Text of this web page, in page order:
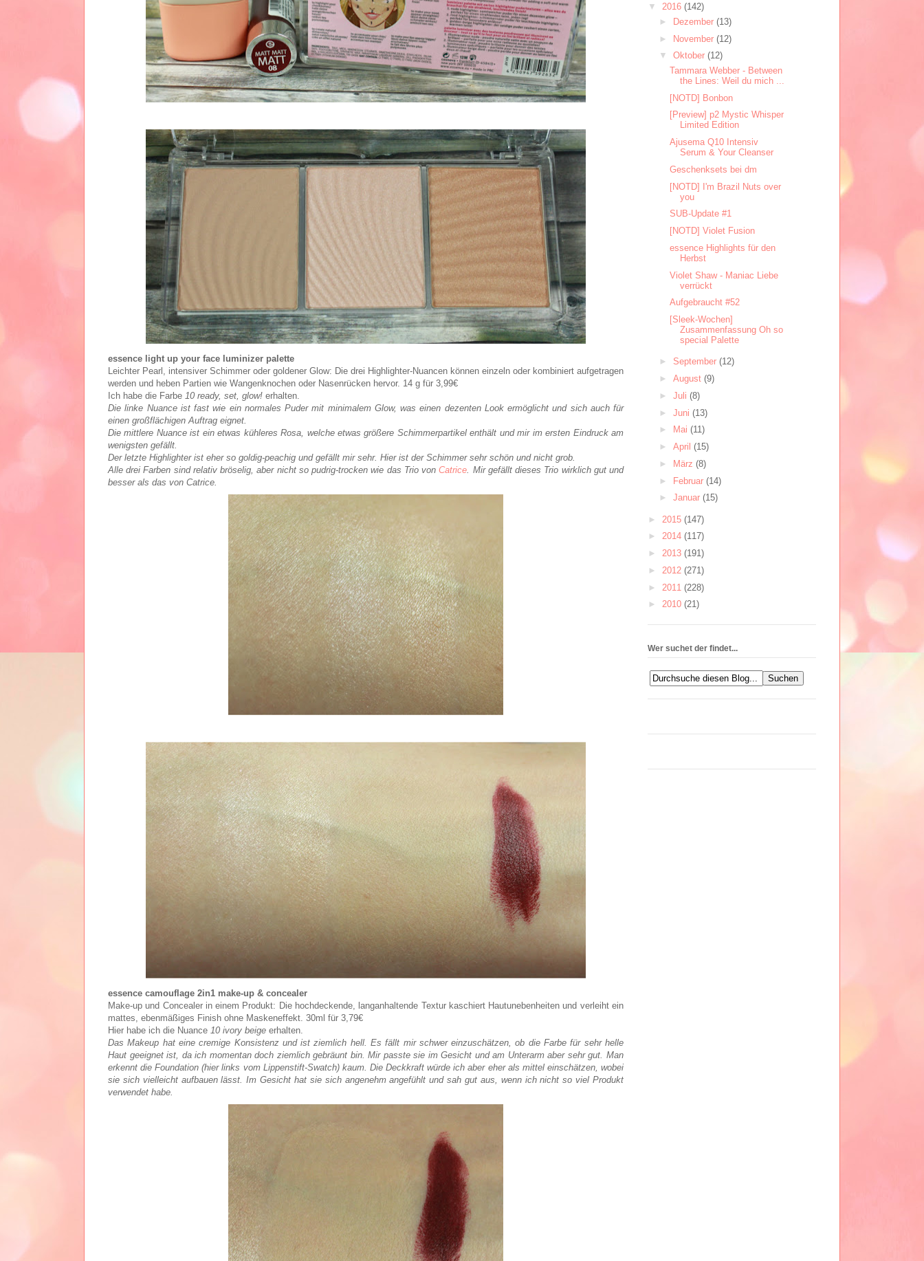
essence light up your face luminizer palette
Leichter Pearl, intensiver Schimmer oder goldener Glow: Die drei Highlighter-Nuancen können einzeln oder kombiniert aufgetragen
werden und heben Partien wie Wangenknochen oder Nasenrücken hervor. 14 g für 3,99€
Ich habe die Farbe 10 ready, set, glow! erhalten.
Die linke Nuance ist fast wie ein normales Puder mit minimalem Glow, was einen dezenten Look ermöglicht und sich auch für
einen großflächigen Auftrag eignet.
Die mittlere Nuance ist ein etwas kühleres Rosa, welche etwas größere Schimmerpartikel enthält und mir im ersten Eindruck am
wenigsten gefällt.
Der letzte Highlighter ist eher so goldig-peachig und gefällt mir sehr. Hier ist der Schimmer sehr schön und nicht grob.
Alle drei Farben sind relativ bröselig, aber nicht so pudrig-trocken wie das Trio vonCatrice. Mir gefällt dieses Trio wirklich gut und
besser als das von Catrice.
essence camouflage 2in1 make-up & concealer
Make-up und Concealer in einem Produkt: Die hochdeckende, langanhaltende Textur kaschiert Hautunebenheiten und verleiht ein
mattes, ebenmäßiges Finish ohne Maskeneffekt. 30ml für 3,79€
Hier habe ich die Nuance 10 ivory beige erhalten.
Das Makeup hat eine cremige Konsistenz und ist ziemlich hell. Es fällt mir schwer einzuschätzen, ob die Farbe für sehr helle
Haut geeignet ist, da ich momentan doch ziemlich gebräunt bin. Mir passte sie im Gesicht und am Unterarm aber sehr gut. Man
erkennt die Foundation (hier links vom Lippenstift-Swatch) kaum. Die Deckkraft würde ich aber eher als mittel einschätzen, wobei
sie sich vielleicht aufbauen lässt. Im Gesicht hat sie sich angenehm angefühlt und sah gut aus, wenn ich nicht so viel Produkt
verwendet habe.
▼ 2016 (142)
►
Dezember (13)
► November (12)
▼ Oktober (12)
Tammara Webber - Between
the Lines: Weil du mich ...
[NOTD] Bonbon
[Preview] p2 Mystic Whisper
Limited Edition
Ajusema Q10 Intensiv
Serum & Your Cleanser
Geschenksets bei dm
[NOTD] I'm Brazil Nuts over
you
SUB-Update #1
[NOTD] Violet Fusion
essence Highlights für den
Herbst
Violet Shaw - Maniac Liebe
verrückt
Aufgebraucht #52
[Sleek-Wochen]
Zusammenfassung Oh so
special Palette
► September (12)
► August (9)
► Juli (8)
► Juni (13)
►
Mai (11)
► April (15)
►
März (8)
► Februar (14)
► Januar (15)
► 2015 (147)
► 2014 (117)
► 2013 (191)
► 2012 (271)
► 2011 (228)
► 2010 (21)
Wer suchet der findet...